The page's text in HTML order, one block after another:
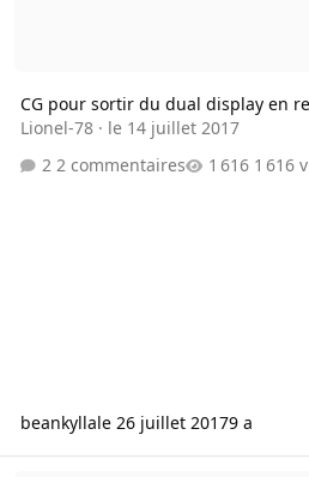
CG pour sortir du dual display en
Lionel-78· le 14 juillet 2017
2 commentaires
1 616
beankyllale 26 juillet 20179 a